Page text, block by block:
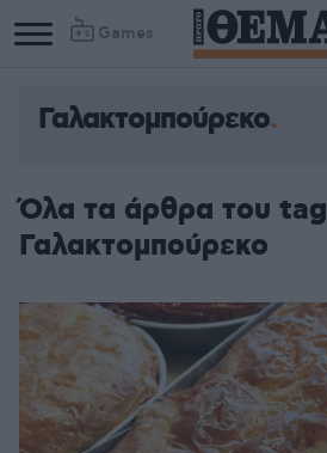
Games
Γαλακτομπούρεκο
Όλα τα άρθρα του tag
Γαλακτομπούρεκο